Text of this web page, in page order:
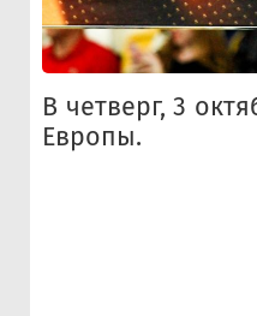
В четверг, 3
Европы.